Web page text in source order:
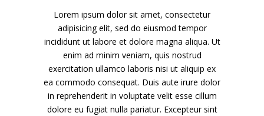
Lorem ipsum dolor sit amet, consectetur
adipisicing elit, sed do eiusmod tempor
incididunt ut labore et dolore magna aliqua. Ut
enim ad minim veniam, quis nostrud
exercitation ullamco laboris nisi ut aliquip ex
ea commodo consequat. Duis aute irure dolor
in reprehenderit in voluptate velit esse cillum
dolore eu fugiat nulla pariatur. Excepteur sint